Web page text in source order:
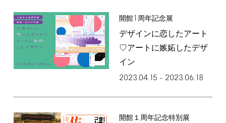
開館1 周年記念展
デザインに恋したアート
♡アートに嫉妬したデザ
イン
2023.04.15 – 2023.06.18
開館１周年記念特別展